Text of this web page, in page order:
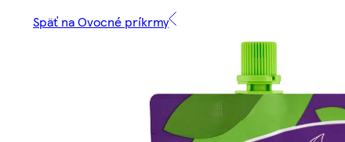
Späť na Ovocné príkrmy